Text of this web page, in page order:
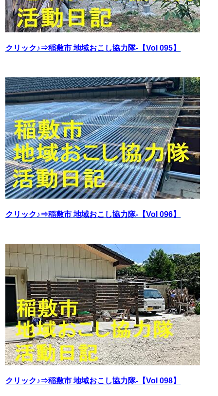
クリック♪⇒稲敷市 地域おこし協力隊‐【Vol 095】
クリック♪⇒稲敷市 地域おこし協力隊‐【Vol 096】
クリック♪⇒稲敷市 地域おこし協力隊‐【Vol 098】